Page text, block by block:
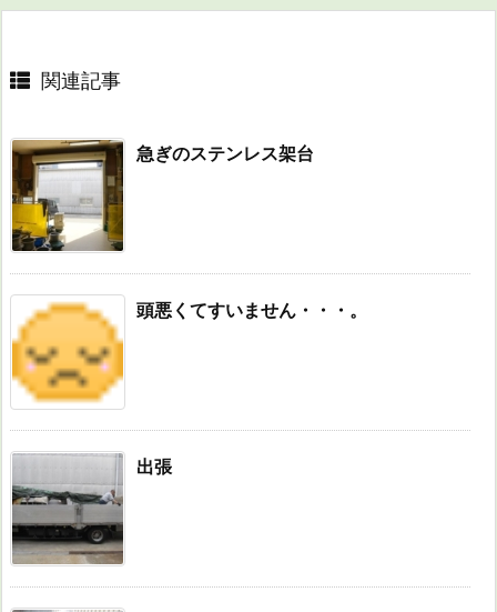
関連記事
急ぎのステンレス架台
頭悪くてすいません・・・。
出張